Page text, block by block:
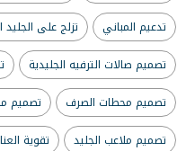
تدعيم المباني
تزلج على الجليد
تصميم صالات الترفيه الجليدية
تصميم محطات الصرف
تصميم
تصميم ملاعب الجليد
تقوية